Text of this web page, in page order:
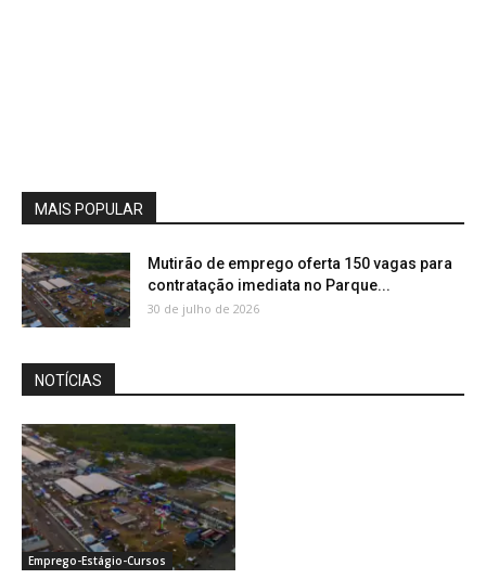
MAIS POPULAR
Mutirão de emprego oferta 150 vagas para
contratação imediata no Parque...
30 de julho de 2026
NOTÍCIAS
Emprego-Estágio-Cursos